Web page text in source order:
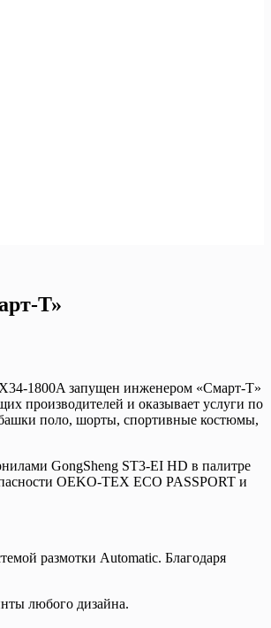
Т»
1800A запущен инженером «Смарт-Т»
производителей и оказывает услуги по
поло, шорты, спортивные костюмы,
GongSheng ST3-EI HD в палитре
OEKO-TEX ECO PASSPORT и
размотки Automatic. Благодаря
любого дизайна.